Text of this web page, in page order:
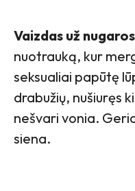
Vaizdas už
nuotrauką, kur
seksualiai papūtę
drabužių, nušiuręs
nešvari vonia.
siena.